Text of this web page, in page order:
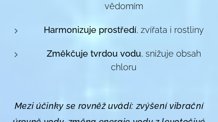
vědomím
Harmonizuje prostředí, zvířata i rostliny
Změkčuje tvrdou vodu, snižuje obsah
chloru
Mezi účinky se rovněž uvádí: zvýšení vibrační